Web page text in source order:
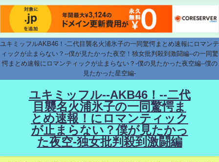
ユキミッフルAKB46！-二代目襲名火浦氷子の一同驚愕まとめ速報にロマンテ
ィックが止まらない？--僕が見たかった夜空！独女批判殺到激闘編--の一同驚
愕まとめ速報にロマンティックが止まらない？-僕の見たかった夜空編--僕の
見たかった星空編-
ユキミッフル--AKB46！--二代
目襲名火浦氷子の一同驚愕ま
とめ速報！にロマンティック
が止まらない？僕が見たかっ
た夜空-独女批判殺到激闘編